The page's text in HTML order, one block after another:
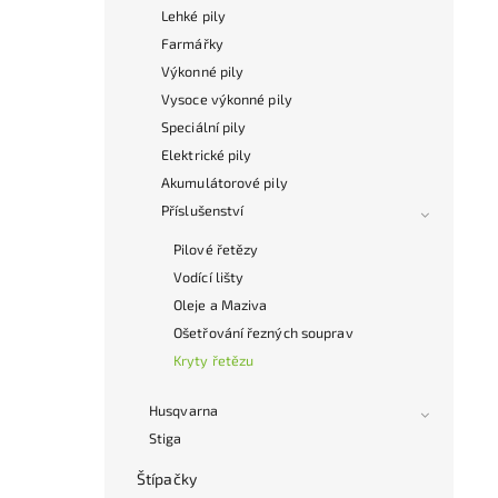
Lehké pily
Farmářky
Výkonné pily
Vysoce výkonné pily
Speciální pily
Elektrické pily
Akumulátorové pily
Příslušenství
Pilové řetězy
Vodící lišty
Oleje a Maziva
Ošetřování řezných souprav
Kryty řetězu
Husqvarna
Stiga
Štípačky